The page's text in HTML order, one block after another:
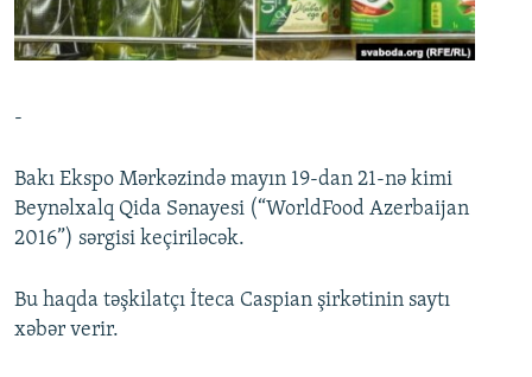
İNFOQRAFIKA
KARIKATURA
AZƏRBAYCAN ƏDƏBIYYATI KITABXANASI
İSLAM VƏ DEMOKRATIYA
MISSIYAMIZ
PEŞƏ ETIKASI VƏ JURNALISTIKA STANDARTLARIMIZ
BIZIMLƏ ƏLAQƏ
XƏBƏR BÜLLETENLƏRIMIZ
BIZI IZLƏ
-
Bakı Ekspo Mərkəzində mayın 19-dan 21-nə kimi
Beynəlxalq Qida Sənayesi (“WorldFood Azerbaijan
2016”) sərgisi keçiriləcək.
Bu haqda təşkilatçı İteca Caspian şirkətinin saytı
xəbər verir.